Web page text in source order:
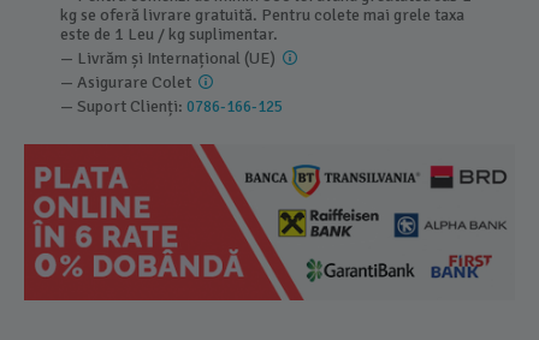
kg se oferă livrare gratuită. Pentru colete mai grele taxa
este de 1 Leu / kg suplimentar.
— Livrăm și Internațional (UE)
— Asigurare Colet
— Suport Clienți:0786-166-125